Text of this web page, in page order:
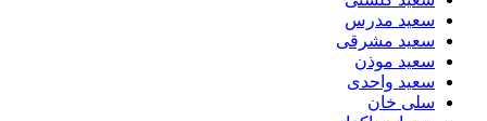
سعید مدرس
سعید مشرقی
سعید موذن
سعید واحدی
سلی خان